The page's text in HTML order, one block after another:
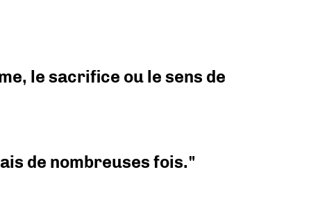
le sacrifice ou le sens de
de nombreuses fois."